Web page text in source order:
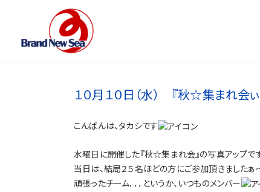
１０月１０日（水） 『秋☆集まれ会ぃ
こんばんは、タカシです
水曜日に開催した『秋☆集まれ会』の写真アップで
当日は、結局２５名ほどの方にご参加頂きましたぁ
頑張ったチーム．．．というか、いつものメンバー